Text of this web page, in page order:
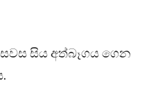
සිය අත්බෑගය ගෙන